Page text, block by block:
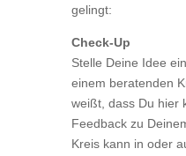
gelingt:
Check-Up
Stelle Deine Idee
einem beratenden
weißt, dass Du hier
Feedback zu
Kreis kann in oder